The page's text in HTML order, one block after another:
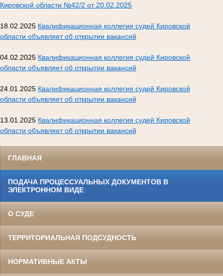
Кировской области №42/2 от 20.02.2025
18.02.2025 Квалификационная коллегия судей Кировской
области объявляет об открытии вакансий
04.02.2025 Квалификационная коллегия судей Кировской
области объявляет об открытии вакансий
24.01.2025 Квалификационная коллегия судей Кировской
области объявляет об открытии вакансий
13.01.2025 Квалификационная коллегия судей Кировской
области объявляет об открытии вакансий
ГЛАВНАЯ
ПОДАЧА ПРОЦЕССУАЛЬНЫХ ДОКУМЕНТОВ В
ЭЛЕКТРОННОМ ВИДЕ
О СУДЕ
ТЕРРИТОРИАЛЬНАЯ ПОДСУДНОСТЬ
НОРМАТИВНЫЕ АКТЫ